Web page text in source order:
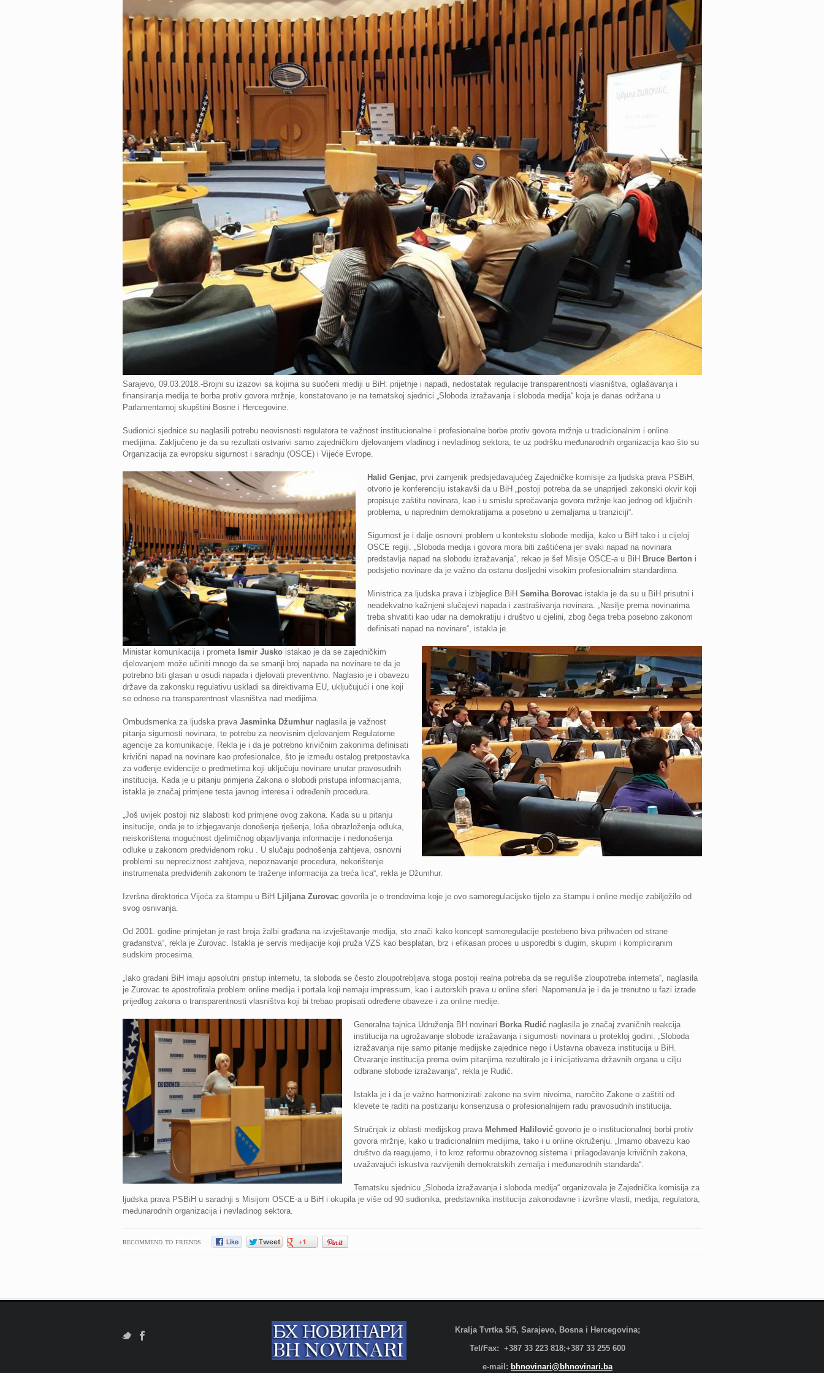
Sarajevo, 09.03.2018.-Brojni su izazovi sa kojima su suočeni mediji u BiH: prijetnje i napadi, nedostatak regulacije transparentnosti vlasništva, oglašavanja i
finansiranja medija te borba protiv govora mržnje, konstatovano je na tematskoj sjednici „Sloboda izražavanja i sloboda medija“ koja je danas održana u
Parlamentarnoj skupštini Bosne i Hercegovine.
Sudionici sjednice su naglasili potrebu neovisnosti regulatora te važnost institucionalne i profesionalne borbe protiv govora mržnje u tradicionalnim i online
medijima. Zaključeno je da su rezultati ostvarivi samo zajedničkim djelovanjem vladinog i nevladinog sektora, te uz podršku međunarodnih organizacija kao što su
Organizacija za evropsku sigurnost i saradnju (OSCE) i Vijeće Evrope.
Halid Genjac, prvi zamjenik predsjedavajućeg Zajedničke komisije za ljudska prava PSBiH,
otvorio je konferenciju istakavši da u BiH „postoji potreba da se unaprijedi zakonski okvir koji
propisuje zaštitu novinara, kao i u smislu sprečavanja govora mržnje kao jednog od ključnih
problema, u naprednim demokratijama a posebno u zemaljama u tranziciji“.
Sigurnost je i dalje osnovni problem u kontekstu slobode medija, kako u BiH tako i u cijeloj
OSCE regiji. „Sloboda medija i govora mora biti zaštićena jer svaki napad na novinara
predstavlja napad na slobodu izražavanja“, rekao je šef Misije OSCE-a u BiH Bruce Berton i
podsjetio novinare da je važno da ostanu dosljedni visokim profesionalnim standardima.
Ministrica za ljudska prava i izbjeglice BiH Semiha Borovac istakla je da su u BiH prisutni i
neadekvatno kažnjeni slučajevi napada i zastrašivanja novinara. „Nasilje prema novinarima
treba shvatiti kao udar na demokratiju i društvo u cjelini, zbog čega treba posebno zakonom
definisati napad na novinare“, istakla je.
Ministar komunikacija i prometa Ismir Juskoistakao je da se zajedničkim
djelovanjem može učiniti mnogo da se smanji broj napada na novinare te da je
potrebno biti glasan u osudi napada i djelovati preventivno. Naglasio je i obavezu
države da zakonsku regulativu uskladi sa direktivama EU, uključujući i one koji
se odnose na transparentnost vlasništva nad medijima.
Ombudsmenka za ljudska prava Jasminka Džumhurnaglasila je važnost
pitanja sigurnosti novinara, te potrebu za neovisnim djelovanjem Regulatorne
agencije za komunikacije. Rekla je i da je potrebno krivičnim zakonima definisati
krivični napad na novinare kao profesionalce, što je između ostalog pretpostavka
za vođenje evidencije o predmetima koji uključuju novinare unutar pravosudnih
institucija. Kada je u pitanju primjena Zakona o slobodi pristupa informacijama,
istakla je značaj primjene testa javnog interesa i određenih procedura.
„Još uvijek postoji niz slabosti kod primjene ovog zakona. Kada su u pitanju
insitucije, onda je to izbjegavanje donošenja rješenja, loša obrazloženja odluka,
neiskorištena mogućnost djelimičnog objavljivanja informacije i nedonošenja
odluke u zakonom predviđenom roku . U slučaju podnošenja zahtjeva, osnovni
problemi su nepreciznost zahtjeva, nepoznavanje procedura, nekorištenje
instrumenata predviđenih zakonom te traženje informacija za treća lica“, rekla je Džumhur.
Izvršna direktorica Vijeća za štampu u BiH Ljiljana Zurovacgovorila je o trendovima koje je ovo samoregulacijsko tijelo za štampu i online medije zabilježilo od
svog osnivanja.
Od 2001. godine primjetan je rast broja žalbi građana na izvještavanje medija, sto znači kako koncept samoregulacije postebeno biva prihvaćen od strane
građanstva“, rekla je Zurovac. Istakla je servis medijacije koji pruža VZS kao besplatan, brz i efikasan proces u usporedbi s dugim, skupim i kompliciranim
sudskim procesima.
„Iako građani BiH imaju apsolutni pristup internetu, ta sloboda se često zloupotrebljava stoga postoji realna potreba da se reguliše zloupotreba interneta“, naglasila
je Zurovac te apostrofirala problem online medija i portala koji nemaju impressum, kao i autorskih prava u online sferi. Napomenula je i da je trenutno u fazi izrade
prijedlog zakona o transparentnosti vlasništva koji bi trebao propisati određene obaveze i za online medije.
Generalna tajnica Udruženja BH novinari Borka Rudić naglasila je značaj zvaničnih reakcija
institucija na ugrožavanje slobode izražavanja i sigurnosti novinara u protekloj godini. „Sloboda
izražavanja nije samo pitanje medijske zajednice nego i Ustavna obaveza institucija u BiH.
Otvaranje institucija prema ovim pitanjima rezultiralo je i inicijativama državnih organa u cilju
odbrane slobode izražavanja“, rekla je Rudić.
Istakla je i da je važno harmonizirati zakone na svim nivoima, naročito Zakone o zaštiti od
klevete te raditi na postizanju konsenzusa o profesionalnijem radu pravosudnih institucija.
Stručnjak iz oblasti medijskog prava Mehmed Halilović govorio je o institucionalnoj borbi protiv
govora mržnje, kako u tradicionalnim medijima, tako i u online okruženju. „Imamo obavezu kao
društvo da reagujemo, i to kroz reformu obrazovnog sistema i prilagođavanje krivičnih zakona,
uvažavajući iskustva razvijenih demokratskih zemalja i međunarodnih standarda“.
Tematsku sjednicu „Sloboda izražavanja i sloboda medija“ organizovala je Zajednička komisija za
ljudska prava PSBiH u saradnji s Misijom OSCE-a u BiH i okupila je više od 90 sudionika, predstavnika institucija zakonodavne i izvršne vlasti, medija, regulatora,
međunarodnih organizacija i nevladinog sektora.
RECOMMEND TO FRIENDS
Kralja Tvrtka 5/5, Sarajevo, Bosna i Hercegovina;
Tel/Fax: +387 33 223 818;+387 33 255 600
e-mail: bhnovinari@bhnovinari.ba